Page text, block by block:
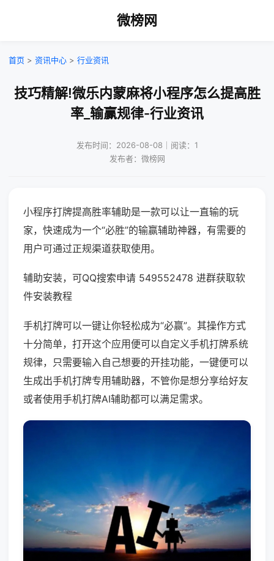
微榜网
首页 > 资讯中心 > 行业资讯
技巧精解!微乐内蒙麻将小程序怎么提高胜
率_输赢规律-行业资讯
发布时间：2026-08-08｜阅读：1
发布者：微榜网
小程序打牌提高胜率辅助是一款可以让一直输的玩
家，快速成为一个“必胜”的输赢辅助神器，有需要的
用户可通过正规渠道获取使用。
辅助安装，可QQ搜索申请 549552478 进群获取软
件安装教程
手机打牌可以一键让你轻松成为“必赢”。其操作方式
十分简单，打开这个应用便可以自定义手机打牌系统
规律，只需要输入自己想要的开挂功能，一键便可以
生成出手机打牌专用辅助器，不管你是想分享给好友
或者使用手机打牌AI辅助都可以满足需求。